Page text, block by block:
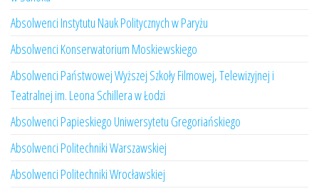
Absolwenci Instytutu Nauk Politycznych w Paryżu
Absolwenci Konserwatorium Moskiewskiego
Absolwenci Państwowej Wyższej Szkoły Filmowej, Telewizyjnej i
Teatralnej im. Leona Schillera w Łodzi
Absolwenci Papieskiego Uniwersytetu Gregoriańskiego
Absolwenci Politechniki Warszawskiej
Absolwenci Politechniki Wrocławskiej